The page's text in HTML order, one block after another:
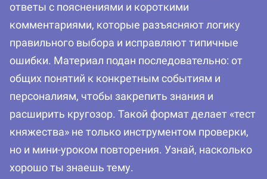
ответы с пояснениями и короткими
комментариями, которые разъясняют логику
правильного выбора и исправляют типичные
ошибки. Материал подан последовательно: от
общих понятий к конкретным событиям и
персоналиям, чтобы закрепить знания и
расширить кругозор. Такой формат делает «тест
княжества» не только инструментом проверки,
но и мини-уроком повторения. Узнай, насколько
хорошо ты знаешь тему.